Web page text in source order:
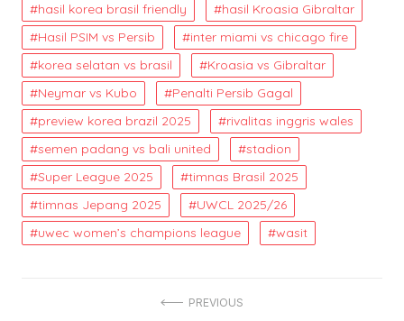
hasil korea brasil friendly
hasil Kroasia Gibraltar
Hasil PSIM vs Persib
inter miami vs chicago fire
korea selatan vs brasil
Kroasia vs Gibraltar
Neymar vs Kubo
Penalti Persib Gagal
preview korea brazil 2025
rivalitas inggris wales
semen padang vs bali united
stadion
Super League 2025
timnas Brasil 2025
timnas Jepang 2025
UWCL 2025/26
uwec women’s champions league
wasit
PREVIOUS